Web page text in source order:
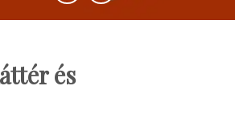
és